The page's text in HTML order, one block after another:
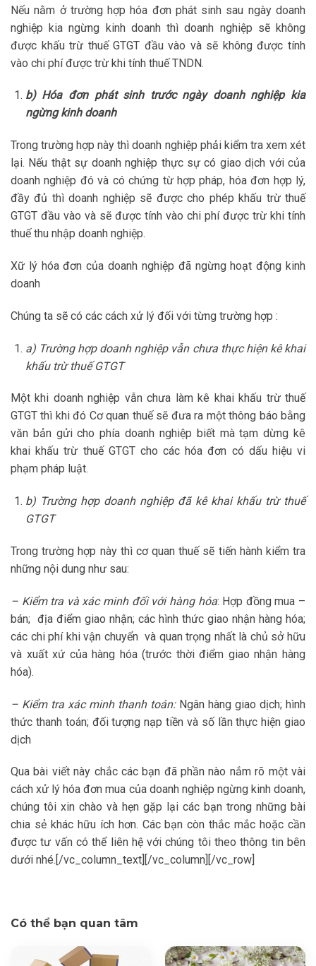
Nếu nằm ở trường hợp hóa đơn phát sinh sau ngày doanh
nghiệp kia ngừng kinh doanh thì doanh nghiệp sẽ không
được khấu trừ thuế GTGT đầu vào và sẽ không được tính
vào chi phí được trừ khi tính thuế TNDN.
b) Hóa đơn phát sinh trước ngày doanh nghiệp kia
ngừng kinh doanh
Trong trường hợp này thì doanh nghiệp phải kiểm tra xem xét
lại. Nếu thật sự doanh nghiệp thực sự có giao dịch với của
doanh nghiệp đó và có chứng từ hợp pháp, hóa đơn hợp lý,
đầy đủ thì doanh nghiệp sẽ được cho phép khấu trừ thuế
GTGT đầu vào và sẽ được tính vào chi phí được trừ khi tính
thuế thu nhập doanh nghiệp.
Xữ lý hóa đơn của doanh nghiệp đã ngừng hoạt động kinh
doanh
Chúng ta sẽ có các cách xử lý đối với từng trường hợp :
a) Trường hợp doanh nghiệp vẫn chưa thực hiện kê khai
khấu trừ thuế GTGT
Một khi doanh nghiệp vẫn chưa làm kê khai khấu trừ thuế
GTGT thì khi đó Cơ quan thuế sẽ đưa ra một thông báo bằng
văn bản gửi cho phía doanh nghiệp biết mà tạm dừng kê
khai khấu trừ thuế GTGT cho các hóa đơn có dấu hiệu vi
phạm pháp luật.
b) Trường hợp doanh nghiệp đã kê khai khấu trừ thuế
GTGT
Trong trường hợp này thì cơ quan thuế sẽ tiến hành kiểm tra
những nội dung như sau:
– Kiểm tra và xác minh đối với hàng hóa: Hợp đồng mua –
bán; địa điểm giao nhận; các hình thức giao nhận hàng hóa;
các chi phí khi vận chuyển và quan trọng nhất là chủ sở hữu
và xuất xứ của hàng hóa (trước thời điểm giao nhận hàng
hóa).
– Kiểm tra xác minh thanh toán:Ngân hàng giao dịch; hình
thức thanh toán; đối tượng nạp tiền và số lần thực hiện giao
dịch
Qua bài viết này chắc các bạn đã phần nào nắm rõ một vài
cách xử lý hóa đơn mua của doanh nghiệp ngừng kinh doanh,
chúng tôi xin chào và hẹn gặp lại các bạn trong những bài
chia sẻ khác hữu ích hơn. Các bạn còn thắc mắc hoặc cần
được tư vấn có thể liên hệ với chúng tôi theo thông tin bên
dưới nhé.[/vc_column_text][/vc_column][/vc_row]
Có thể bạn quan tâm